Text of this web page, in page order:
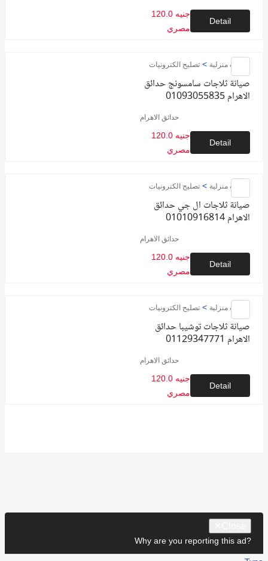
120.0 جنيه
مصري
Detail
خدمات منزلية > تصليح الكترونيات
صيانة ثلاجات سامسونج حدائق
الاهرام 01093055835
حدائق الاهرام
120.0 جنيه
مصري
Detail
خدمات منزلية > تصليح الكترونيات
صيانة ثلاجات ال جي حدائق
الاهرام 01010916814
حدائق الاهرام
120.0 جنيه
مصري
Detail
خدمات منزلية > تصليح الكترونيات
صيانة ثلاجات توشيبا حدائق
الاهرام 01129347771
حدائق الاهرام
120.0 جنيه
مصري
Detail
Why are you reporting this ad?